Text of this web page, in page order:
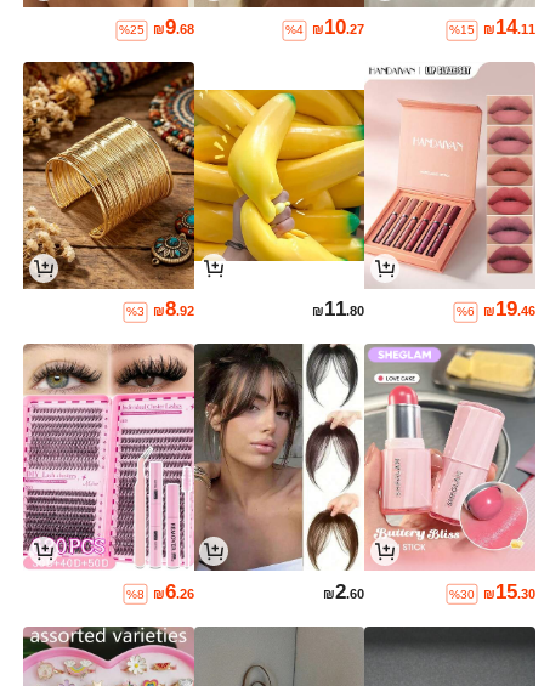
₪14.11
%15
₪10.27
%4
₪9.68
%25
₪19.46
%6
₪11.80
₪8.92
%3
₪15.30
%30
₪2.60
₪6.26
%8